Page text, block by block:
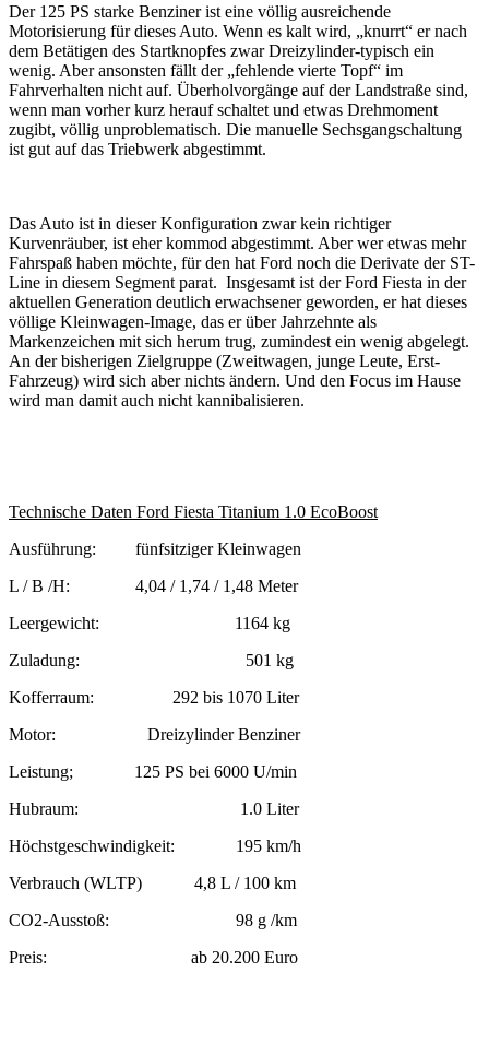
Der 125 PS starke Benziner ist eine völlig ausreichende
Motorisierung für dieses Auto. Wenn es kalt wird, „knurrt“ er nach
dem Betätigen des Startknopfes zwar Dreizylinder-typisch ein
wenig. Aber ansonsten fällt der „fehlende vierte Topf“ im
Fahrverhalten nicht auf. Überholvorgänge auf der Landstraße sind,
wenn man vorher kurz herauf schaltet und etwas Drehmoment
zugibt, völlig unproblematisch. Die manuelle Sechsgangschaltung
ist gut auf das Triebwerk abgestimmt.
Das Auto ist in dieser Konfiguration zwar kein richtiger
Kurvenräuber, ist eher kommod abgestimmt. Aber wer etwas mehr
Fahrspaß haben möchte, für den hat Ford noch die Derivate der ST-
Line in diesem Segment parat. Insgesamt ist der Ford Fiesta in der
aktuellen Generation deutlich erwachsener geworden, er hat dieses
völlige Kleinwagen-Image, das er über Jahrzehnte als
Markenzeichen mit sich herum trug, zumindest ein wenig abgelegt.
An der bisherigen Zielgruppe (Zweitwagen, junge Leute, Erst-
Fahrzeug) wird sich aber nichts ändern. Und den Focus im Hause
wird man damit auch nicht kannibalisieren.
Technische Daten Ford Fiesta Titanium 1.0 EcoBoost
Ausführung: fünfsitziger Kleinwagen
L / B /H: 4,04 / 1,74 / 1,48 Meter
Leergewicht: 1164 kg
Zuladung: 501 kg
Kofferraum: 292 bis 1070 Liter
Motor: Dreizylinder Benziner
Leistung; 125 PS bei 6000 U/min
Hubraum: 1.0 Liter
Höchstgeschwindigkeit: 195 km/h
Verbrauch (WLTP) 4,8 L / 100 km
CO2-Ausstoß: 98 g /km
Preis: ab 20.200 Euro